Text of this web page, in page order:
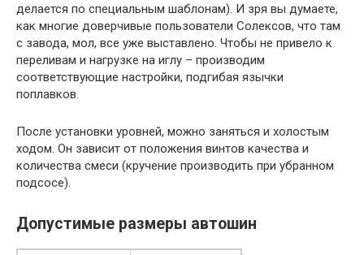
делается по специальным шаблонам). И зря вы думаете,
как многие доверчивые пользователи Солексов, что там
с завода, мол, все уже выставлено. Чтобы не привело к
переливам и нагрузке на иглу – производим
соответствующие настройки, подгибая язычки
поплавков.
После установки уровней, можно заняться и холостым
ходом. Он зависит от положения винтов качества и
количества смеси (кручение производить при убранном
подсосе).
Допустимые размеры автошин